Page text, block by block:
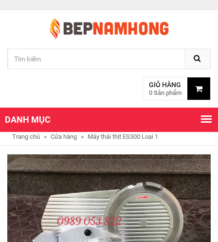
GIỎ HÀNG
0 Sản phẩm
DANH MỤC
Trang chủ » Cửa hàng » Máy thái thịt ES300 Loại 1